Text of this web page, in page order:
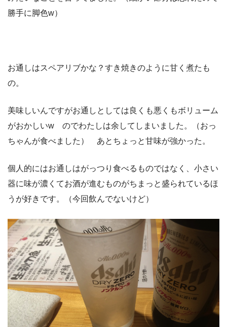
勝手に脚色w）
お通しはスペアリブかな？すき焼きのように甘く煮たも
の。
美味しいんですがお通しとしては良くも悪くもボリューム
がおかしいw のでわたしは余してしまいました。（おっ
ちゃんが食べました） あとちょっと甘味が強かった。
個人的にはお通しはがっつり食べるものではなく、小さい
器に味が濃くてお酒が進むものがちまっと盛られているほ
うが好きです。（今回飲んでないけど）